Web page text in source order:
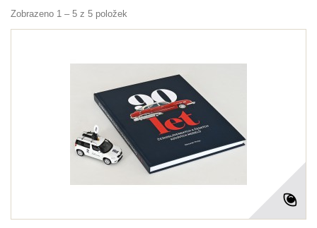
Zobrazeno 1 – 5 z 5 položek